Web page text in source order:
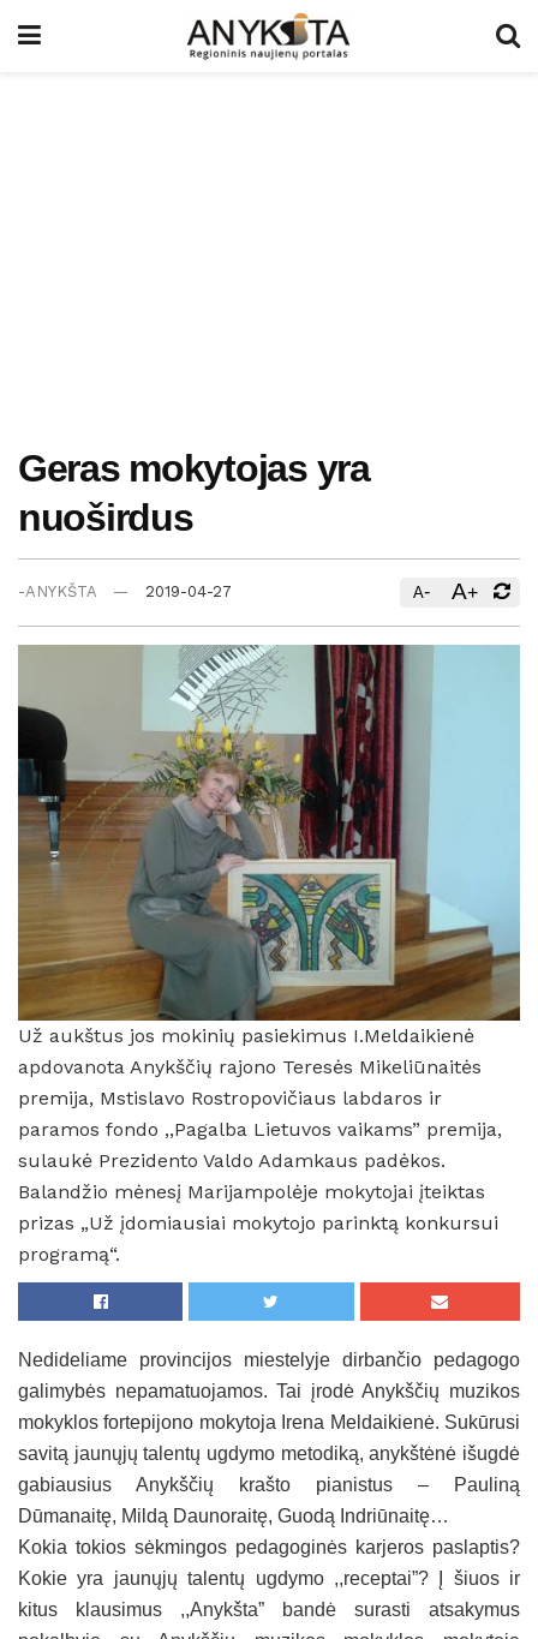
Geras mokytojas yra
nuoširdus
-ANYKŠTA 2019-04-27 A- A+
Už aukštus jos mokinių pasiekimus I.Meldaikienė
apdovanota Anykščių rajono Teresės Mikeliūnaitės
premija, Mstislavo Rostropovičiaus labdaros ir
paramos fondo ,,Pagalba Lietuvos vaikams” premija,
sulaukė Prezidento Valdo Adamkaus padėkos.
Balandžio mėnesį Marijampolėje mokytojai įteiktas
prizas „Už įdomiausiai mokytojo parinktą konkursui
programą“.
Nedideliame provincijos miestelyje dirbančio pedagogo
galimybės nepamatuojamos. Tai įrodė Anykščių muzikos
mokyklos fortepijono mokytoja Irena Meldaikienė. Sukūrusi
savitą jaunųjų talentų ugdymo metodiką, anykštėnė išugdė
gabiausius Anykščių krašto pianistus – Pauliną
Dūmanaitę, Mildą Daunoraitę, Guodą Indriūnaitę…
Kokia tokios sėkmingos pedagoginės karjeros paslaptis?
Kokie yra jaunųjų talentų ugdymo ,,receptai”? Į šiuos ir
kitus klausimus ,,Anykšta” bandė surasti atsakymus